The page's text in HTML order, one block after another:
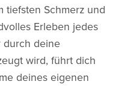
tiefsten Schmerz und
Erleben jedes
durch deine
wird, führt dich
deines eigenen